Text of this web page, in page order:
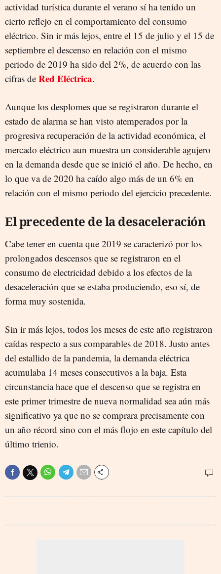
actividad turística durante el verano sí ha tenido un
cierto reflejo en el comportamiento del consumo
eléctrico. Sin ir más lejos, entre el 15 de julio y el 15 de
septiembre el descenso en relación con el mismo
periodo de 2019 ha sido del 2%, de acuerdo con las
cifras de Red Eléctrica.
Aunque los desplomes que se registraron durante el
estado de alarma se han visto atemperados por la
progresiva recuperación de la actividad económica, el
mercado eléctrico aun muestra un considerable agujero
en la demanda desde que se inició el año. De hecho, en
lo que va de 2020 ha caído algo más de un 6% en
relación con el mismo periodo del ejercicio precedente.
El precedente de la desaceleración
Cabe tener en cuenta que 2019 se caracterizó por los
prolongados descensos que se registraron en el
consumo de electricidad debido a los efectos de la
desaceleración que se estaba produciendo, eso sí, de
forma muy sostenida.
Sin ir más lejos, todos los meses de este año registraron
caídas respecto a sus comparables de 2018. Justo antes
del estallido de la pandemia, la demanda eléctrica
acumulaba 14 meses consecutivos a la baja. Esta
circunstancia hace que el descenso que se registra en
este primer trimestre de nueva normalidad sea aún más
significativo ya que no se comprara precisamente con
un año récord sino con el más flojo en este capítulo del
último trienio.